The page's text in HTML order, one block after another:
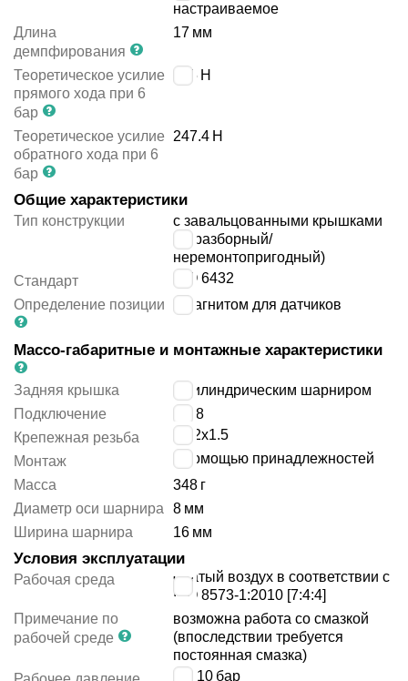
настраиваемое
Длина
демпфирования
17 мм
Теоретическое усилие
прямого хода при 6
бар
295 Н
Теоретическое усилие
обратного хода при 6
бар
247.4 Н
Общие характеристики
Тип конструкции
с завальцованными крышками
(неразборный/
неремонтопригодный)
Стандарт
ISO 6432
Определение позиции
с магнитом для датчиков
Массо-габаритные и монтажные характеристики
Задняя крышка
с цилиндрическим шарниром
Подключение
G1/8
Крепежная резьба
M22x1.5
Монтаж
с помощью принадлежностей
Масса
348 г
Диаметр оси шарнира
8 мм
Ширина шарнира
16 мм
Условия эксплуатации
Рабочая среда
сжатый воздух в соответствии с
ISO 8573-1:2010 [7:4:4]
Примечание по
рабочей среде
возможна работа со смазкой
(впоследствии требуется
постоянная смазка)
1 ÷ 10 бар